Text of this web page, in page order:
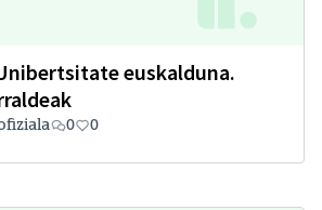
euskalduna.
0 0